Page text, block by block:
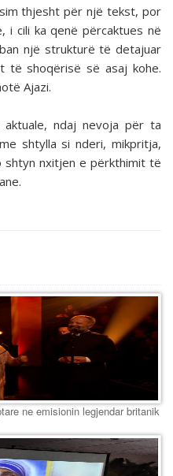
thjesht për një tekst, por
cili ka qenë përcaktues në
një strukturë të detajuar
të shoqërisë së asaj kohe.
Ajazi.
ndaj nevoja për ta
shtylla si nderi, mikpritja,
nxitjen e përkthimit të
ne emisionin legjendar britanik